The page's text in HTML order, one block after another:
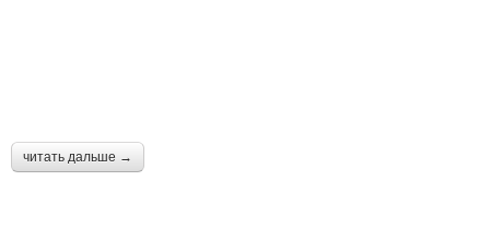
читать дальше →